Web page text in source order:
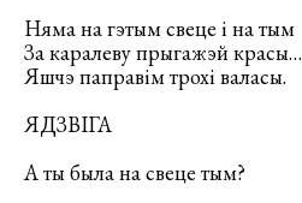
Няма на гэтым свеце і на тым
За каралеву прыгажэй красы…
Яшчэ паправім трохі валасы.
ЯДЗВІГА
А ты была на свеце тым?